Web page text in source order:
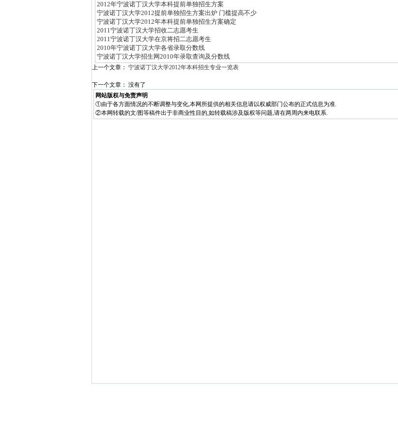
2012年宁波诺丁汉大学本科提前单独招生方案
宁波诺丁汉大学2012提前单独招生方案出炉 门槛提高不少
宁波诺丁汉大学2012年本科提前单独招生方案确定
2011宁波诺丁汉大学招收二志愿考生
2011宁波诺丁汉大学在京将招二志愿考生
2010年宁波诺丁汉大学各省录取分数线
宁波诺丁汉大学招生网2010年录取查询及分数线
上一个文章： 宁波诺丁汉大学2012年本科招生专业一览表
下一个文章： 没有了
网站版权与免责声明
①由于各方面情况的不断调整与变化,本网所提供的相关信息请以权威部门公布的正式信息为准.
②本网转载的文/图等稿件出于非商业性目的,如转载稿涉及版权等问题,请在两周内来电联系.